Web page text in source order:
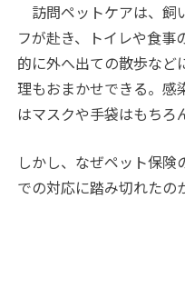
訪問ペットケアは、飼
フが赴き、トイレや食事
的に外へ出ての散歩など
理もおまかせできる。感
はマスクや手袋はもちろ
しかし、なぜペット保
での対応に踏み切れたの